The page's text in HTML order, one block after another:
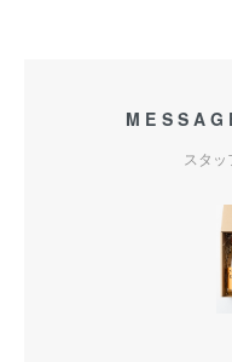
スタ